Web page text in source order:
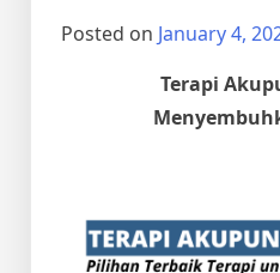
Posted on January 4,
Terapi